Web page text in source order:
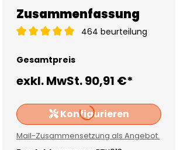
Zusammenfassung
464 beurteilung
Gesamtpreis
exkl. MwSt.90,91 €*
Konfigurieren
Loading...
Mail-Zusammensetzung als Angebot.